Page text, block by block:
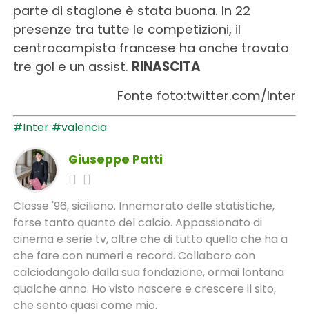
parte di stagione è stata buona. In 22
presenze tra tutte le competizioni, il
centrocampista francese ha anche trovato
tre gol e un assist. RINASCITA
Fonte foto:twitter.com/Inter
#Inter #valencia
Giuseppe Patti
Classe '96, siciliano. Innamorato delle statistiche,
forse tanto quanto del calcio. Appassionato di
cinema e serie tv, oltre che di tutto quello che ha a
che fare con numeri e record. Collaboro con
calciodangolo dalla sua fondazione, ormai lontana
qualche anno. Ho visto nascere e crescere il sito,
che sento quasi come mio.